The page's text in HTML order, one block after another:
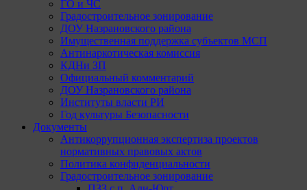
ГО и ЧС
Градостроительное зонирование
ДОУ Назрановского района
Имущественная поддержка субъектов МСП
Антинаркотическая комиссия
КДНи ЗП
Официальный комментарий
ДОУ Назрановского района
Институты власти РИ
Год культуры Безопасности
Документы
Антикоррупционная экспертиза проектов
нормативных правовых актов
Политика конфиденциальности
Градостроительное зонирование